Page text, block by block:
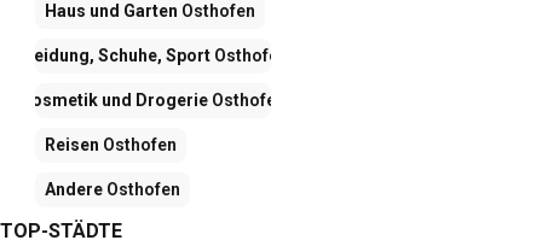
Haus und Garten Osthofen
Kleidung, Schuhe, Sport Osthofen
Kosmetik und Drogerie Osthofen
Reisen Osthofen
Andere Osthofen
TOP-STÄDTE